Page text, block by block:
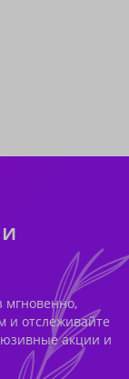
мгновенно,
и отслеживайте
акции и